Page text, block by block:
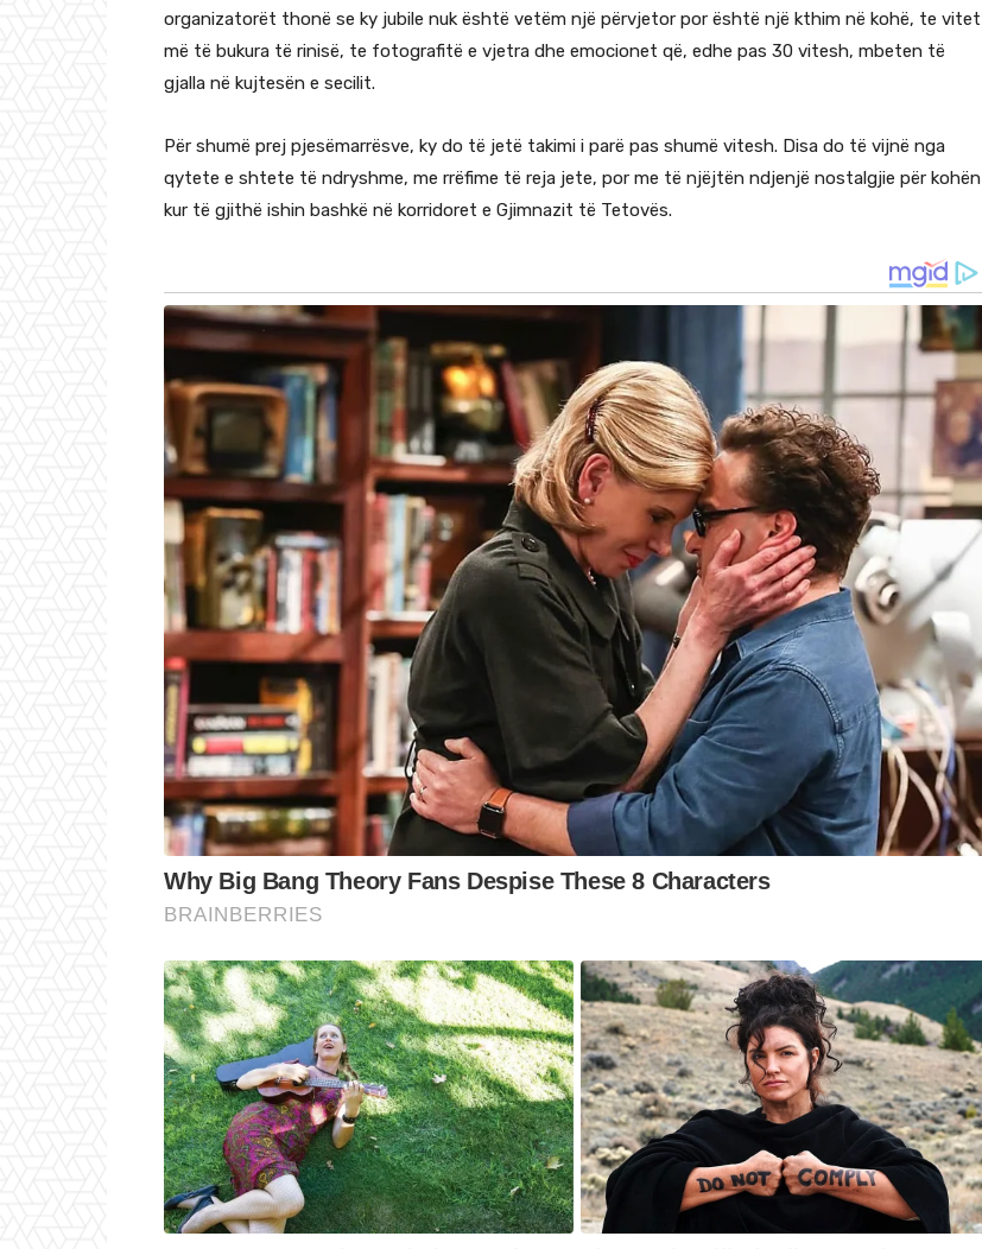
organizatorët thonë se ky jubile nuk është vetëm një përvjetor por është një kthim në kohë, te vitet
më të bukura të rinisë, te fotografitë e vjetra dhe emocionet që, edhe pas 30 vitesh, mbeten të
gjalla në kujtesën e secilit.
Për shumë prej pjesëmarrësve, ky do të jetë takimi i parë pas shumë vitesh. Disa do të vijnë nga
qytete e shtete të ndryshme, me rrëfime të reja jete, por me të njëjtën ndjenjë nostalgjie për kohën
kur të gjithë ishin bashkë në korridoret e Gjimnazit të Tetovës.